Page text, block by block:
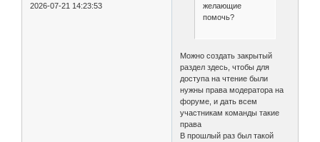
2026-07-21 14:23:53
желающие
помочь?
Можно создать закрытый
раздел здесь, чтобы для
доступа на чтение были
нужны права модератора на
форуме, и дать всем
участникам команды такие
права
В прошлый раз был такой